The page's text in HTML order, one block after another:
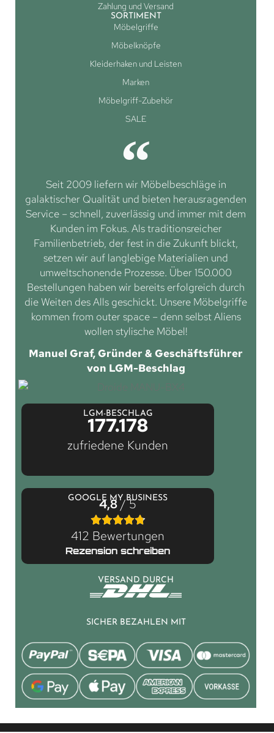
Zahlung und Versand
SORTIMENT
Möbelgriffe
Möbelknöpfe
Kleiderhaken und Leisten
Marken
Möbelgriff-Zubehör
SALE
Seit 2009 liefern wir Möbelbeschläge in
galaktischer Qualität und bieten herausragenden
Service – schnell, zuverlässig und immer mit dem
Kunden im Fokus. Als traditionsreicher
Familienbetrieb, der fest in die Zukunft blickt,
setzen wir auf langlebige Materialien und
umweltschonende Prozesse. Über 150.000
Bestellungen haben wir bereits erfolgreich durch
die Weiten des Alls geschickt. Unsere Möbelgriffe
kommen from outer space – denn selbst Aliens
wollen stylische Möbel!
Manuel Graf, Gründer & Geschäftsführer
von LGM-Beschlag
LGM-BESCHLAG
177.178
zufriedene Kunden
GOOGLE MY BUSINESS
4,8/ 5
412 Bewertungen
Rezension schreiben
VERSAND DURCH
SICHER BEZAHLEN MIT